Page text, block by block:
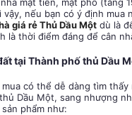
vậy, nếu bạn có ý định mua
giá rẻ Thủ Dầu Một dù là
là thời điểm đáng để cân
tại Thành phố thủ Dầu
có thể dễ dàng tìm thấy
Dầu Một, sang nhượng
phẩm như: